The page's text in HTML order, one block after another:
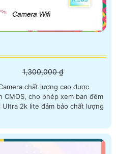
1,300,000 ₫
chất lượng cao được
cho phép xem ban đêm